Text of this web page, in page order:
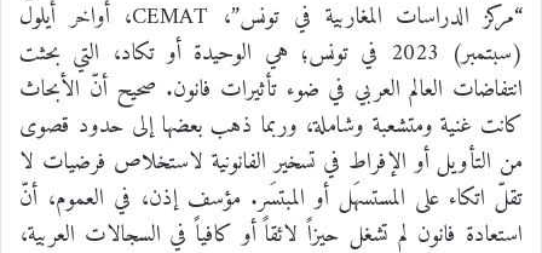
“مركز الدراسات المغاربية في تونس”، CEMAT، أواخر أيلول
(سبتمبر) 2023 في تونس؛ هي الوحيدة أو تكاد، التي بحثت
انتفاضات العالم العربي في ضوء تأثيرات فانون. صحيح أنّ الأبحاث
كانت غنية ومتشعبة وشاملة، وربما ذهب بعضها إلى حدود قصوى
من التأويل أو الإفراط في تسخير الفانونية لاستخلاص فرضيات لا
تقلّ اتكاء على المستسهَل أو المبتسَر. مؤسف إذن، في العموم، أنّ
استعادة فانون لم تشغل حيزاً لائقاً أو كافياً في السجالات العربية،